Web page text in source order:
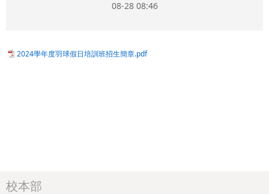
08-28 08:46
2024學年度羽球假日培訓班招生簡章.pdf
校本部